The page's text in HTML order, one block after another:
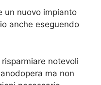
un nuovo impianto
anche eseguendo
notevoli
ma non